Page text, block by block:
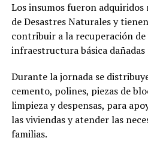
Los insumos fueron adquiridos
de Desastres Naturales y
contribuir a la recuperación de
infraestructura básica
Durante la jornada se
cemento, polines, piezas de
limpieza y despensas, para
las viviendas y atender las
familias.